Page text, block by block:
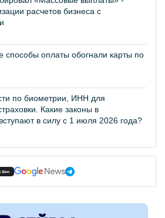
расчетов бизнеса с
способы оплаты обогнали карты по
по биометрии, ИНН для
Какие законы в
в силу с 1 июля 2026 года?